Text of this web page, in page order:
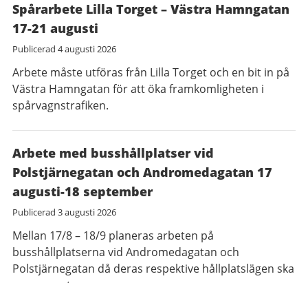
Spårarbete Lilla Torget – Västra Hamngatan
17-21 augusti
Publicerad 4 augusti 2026
Arbete måste utföras från Lilla Torget och en bit in på
Västra Hamngatan för att öka framkomligheten i
spårvagnstrafiken.
Arbete med busshållplatser vid
Polstjärnegatan och Andromedagatan 17
augusti-18 september
Publicerad 3 augusti 2026
Mellan 17/8 – 18/9 planeras arbeten på
busshållplatserna vid Andromedagatan och
Polstjärnegatan då deras respektive hållplatslägen ska